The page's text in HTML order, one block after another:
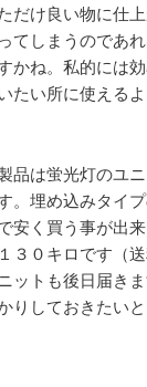
だけ良い物に仕
てしまうのであ
かね。私的には
たい所に使える
品は蛍光灯のユ
。埋め込みタイ
安く買う事が出
３０キロです（
ットも後日届き
りしておきたい